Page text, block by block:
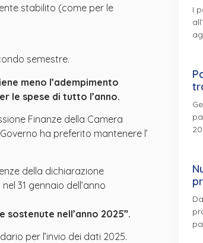
stabilito (come per le
semestre.
meno l’adempimento
le spese di tutto l’anno.
Finanze della Camera
ha preferito mantenere l’
della dichiarazione
31 gennaio dell’anno
nell’anno 2025”.
per l’invio dei dati 2025.
I